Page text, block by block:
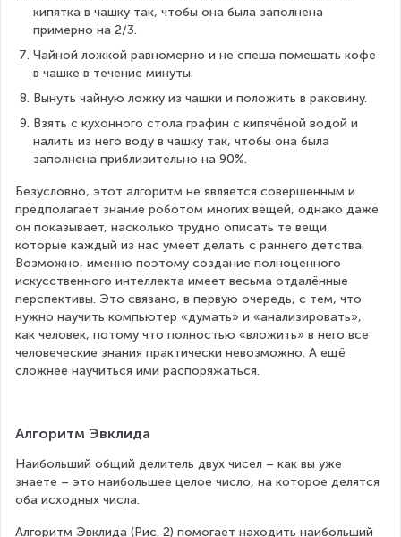
кипятка в чашку так, чтобы она была заполнена
примерно на 2/3.
Чайной ложкой равномерно и не спеша помешать кофе
в чашке в течение минуты.
Вынуть чайную ложку из чашки и положить в раковину.
Взять с кухонного стола графин с кипячёной водой и
налить из него воду в чашку так, чтобы она была
заполнена приблизительно на 90%.
Безусловно, этот алгоритм не является совершенным и
предполагает знание роботом многих вещей, однако даже
он показывает, насколько трудно описать те вещи,
которые каждый из нас умеет делать с раннего детства.
Возможно, именно поэтому создание полноценного
искусственного интеллекта имеет весьма отдалённые
перспективы. Это связано, в первую очередь, с тем, что
нужно научить компьютер «думать» и «анализировать»,
как человек, потому что полностью «вложить» в него все
человеческие знания практически невозможно. А ещё
сложнее научиться ими распоряжаться.
Алгоритм Эвклида
Наибольший общий делитель двух чисел – как вы уже
знаете – это наибольшее целое число, на которое делятся
оба исходных числа.
Алгоритм Эвклида (Рис. 2) помогает находить наибольший